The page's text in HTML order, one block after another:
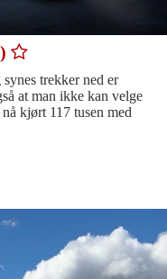
trekker ned er
at man ikke kan velge
kjørt 117 tusen med